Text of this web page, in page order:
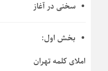
سخنی در آغاز
بخش اول:
املای کلمه تهران